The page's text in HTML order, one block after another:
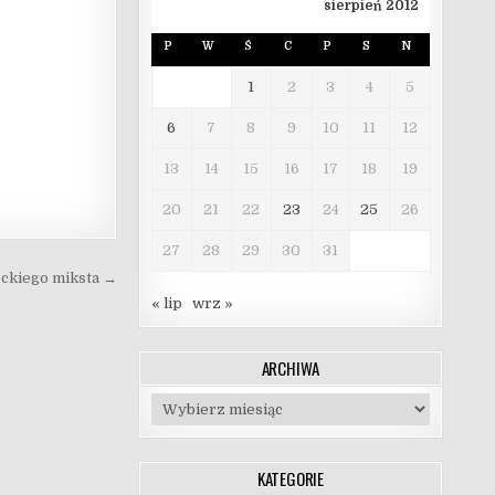
miksta →
sierpień 2012
P W Ś C P S N
1 2 3 4 5
6 7 8 9 10 11 12
13 14 15 16 17 18 19
20 21 22 23 24 25 26
27 28 29 30 31
« lip wrz »
ARCHIWA
Archiwa
KATEGORIE